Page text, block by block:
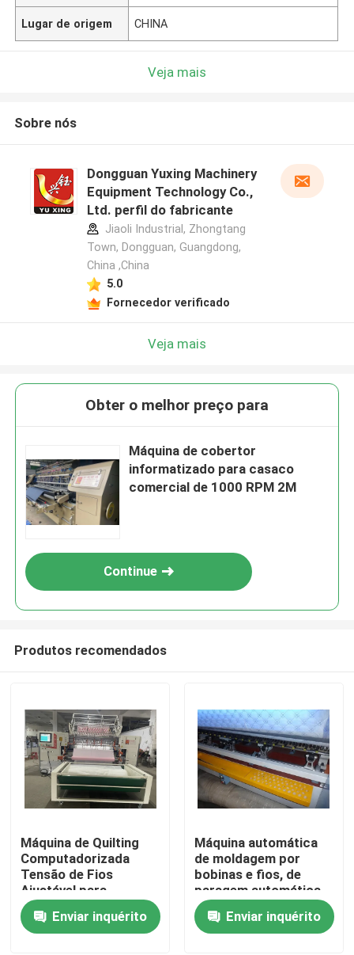
Início
Produtos
Lugar de origem CHINA
Veja mais
Sobre nós
Dongguan Yuxing Machinery
Equipment Technology Co.,
Ltd. perfil do fabricante
Jiaoli Industrial, Zhongtang
Town, Dongguan, Guangdong,
China ,China
5.0
Fornecedor verificado
Veja mais
Obter o melhor preço para
Máquina de cobertor
informatizado para casaco
comercial de 1000 RPM 2M
Continue
Produtos recomendados
Máquina de Quilting
Computadorizada
Tensão de Fios
Ajustável para
Resultados
Consistentes e
Profissionais
Enviar inquérito
Máquina automática
de moldagem por
bobinas e fios, de
paragem automática,
máquina informática
de moldagem por
quilting
Enviar inquérito